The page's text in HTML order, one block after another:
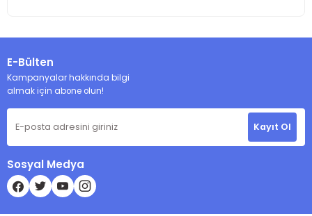
E-Bülten
Kampanyalar hakkında bilgi
almak için abone olun!
Kayıt Ol
Sosyal Medya